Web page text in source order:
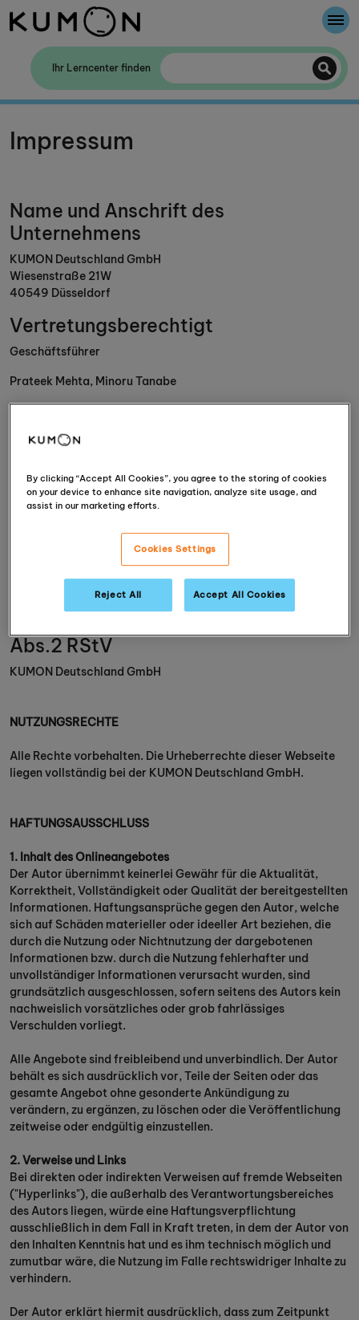
Ihr Lerncenter finden
Impressum
Name und Anschrift des
Unternehmens
KUMON Deutschland GmbH
Wiesenstraße 21W
40549 Düsseldorf
Vertretungsberechtigt
Geschäftsführer
Prateek Mehta, Minoru Tanabe
Tel: 0211 522858-22
E-Mail:kde-info@kumon.org
Handelsregister
Amtsgericht Düsseldorf HRB 16240
Umsatzsteuer-Ident.-Nr.
USt.-Id-Nr. gem. §27a UStG. DE 119 265 751
Abs.2 RStV
KUMON Deutschland GmbH
NUTZUNGSRECHTE
Alle Rechte vorbehalten. Die Urheberrechte dieser Webseite
liegen vollständig bei der KUMON Deutschland GmbH.
HAFTUNGSAUSSCHLUSS
1. Inhalt des Onlineangebotes
Der Autor übernimmt keinerlei Gewähr für die Aktualität,
Korrektheit, Vollständigkeit oder Qualität der bereitgestellten
Informationen. Haftungsansprüche gegen den Autor, welche
sich auf Schäden materieller oder ideeller Art beziehen, die
durch die Nutzung oder Nichtnutzung der dargebotenen
Informationen bzw. durch die Nutzung fehlerhafter und
unvollständiger Informationen verursacht wurden, sind
grundsätzlich ausgeschlossen, sofern seitens des Autors kein
nachweislich vorsätzliches oder grob fahrlässiges
Verschulden vorliegt.
Alle Angebote sind freibleibend und unverbindlich. Der Autor
behält es sich ausdrücklich vor, Teile der Seiten oder das
gesamte Angebot ohne gesonderte Ankündigung zu
verändern, zu ergänzen, zu löschen oder die Veröffentlichung
zeitweise oder endgültig einzustellen.
2. Verweise und Links
Bei direkten oder indirekten Verweisen auf fremde Webseiten
("Hyperlinks"), die außerhalb des Verantwortungsbereiches
des Autors liegen, würde eine Haftungsverpflichtung
ausschließlich in dem Fall in Kraft treten, in dem der Autor von
den Inhalten Kenntnis hat und es ihm technisch möglich und
zumutbar wäre, die Nutzung im Falle rechtswidriger Inhalte zu
verhindern.
Der Autor erklärt hiermit ausdrücklich, dass zum Zeitpunkt
Willkommen bei Kumon
Die Kumon-Methode
Die Geschichte von Kumon
By clicking “Accept All Cookies”, you agree to the storing of cookies
on your device to enhance site navigation, analyze site usage, and
assist in our marketing efforts.
Cookies Settings
Reject All Accept All Cookies